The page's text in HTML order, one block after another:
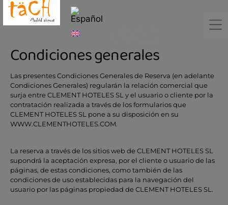
Condiciones generales
Las presentes Condiciones Generales de Reserva (en adelante
Condiciones Generales) regularán la relación comercial que
surja entre CLEMENT HOTELES SL y el usuario o cliente por la
contratación realizada a través de los formularios que
CLEMENT HOTELES SL pone a su disposición en su
WWW.CLEMENTHOTELES.COM.
La reserva a través de los sitios web de CLEMENT HOTELES SL
supondrá la aceptación expresa, por el cliente o usuario de las
páginas, de estas condiciones, como también de las
condiciones de uso establecidas para la navegación del
usuario por las páginas propiedad de CLEMENT HOTELES SL.